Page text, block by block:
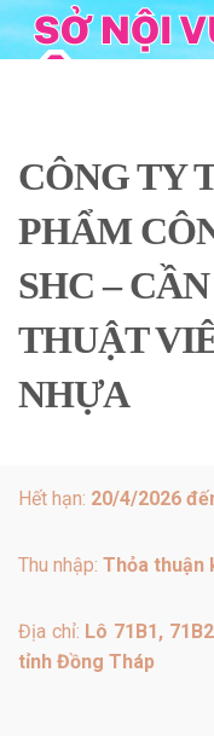
Skip
to
CÔNG TY
PHẨM
SHC –
THUẬT
NHỰA
Hết hạn: 20/4/2026
Thu nhập: Thỏa thuận
Địa chỉ: Lô 71B1,
tỉnh Đồng Tháp